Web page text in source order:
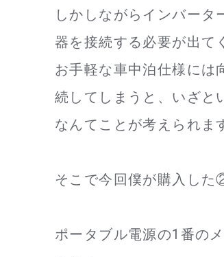
しかしながらインバー
器を接続する必要が出て
お手軽な車中泊仕様には
続してしまうと、いざと
なんてことが考えられま
そこで今回僕が購入した
ポータブル電源の1番の